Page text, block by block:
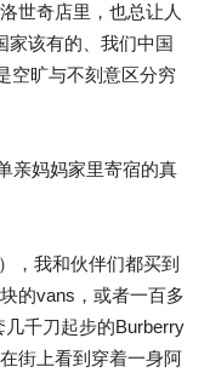
世奇店里，也总让人
家该有的、我们中国
空旷与不刻意区分穷
，我和伙伴们都买到
的vans，或者一百多
千刀起步的Burberry
街上看到穿着一身阿